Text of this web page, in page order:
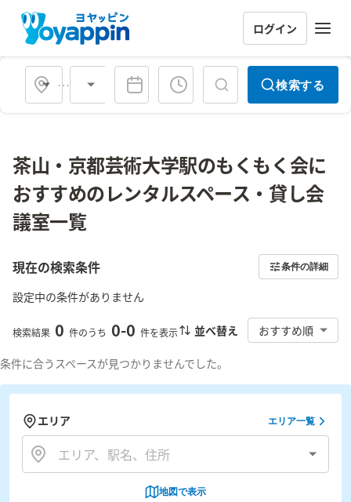
ログイン
会場タイプ 検索する
茶山・京都芸術大学駅のもくもく会に
おすすめのレンタルスペース・貸し会
議室一覧
現在の検索条件 条件の詳細
設定中の条件がありません
検索結果 0 件のうち 0-0 件を表示 並べ替え おすすめ順
条件に合うスペースが見つかりませんでした。
エリア エリア一覧
地図で表示